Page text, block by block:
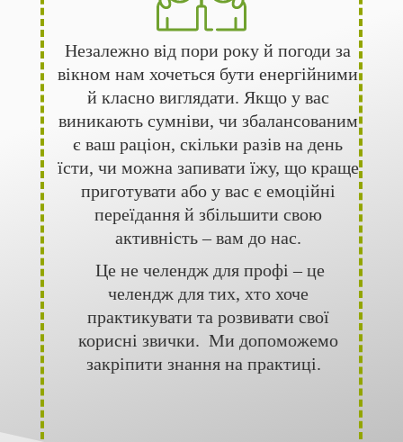
Незалежно від пори року й погоди за
вікном нам хочеться бути енергійними
й класно виглядати. Якщо у вас
виникають сумніви, чи збалансованим
є ваш раціон, скільки разів на день
їсти, чи можна запивати їжу, що краще
приготувати або у вас є емоційні
переїдання й збільшити свою
активність – вам до нас.
Це не челендж для профі – це
челендж для тих, хто хоче
практикувати та розвивати свої
корисні звички. Ми допоможемо
закріпити знання на практиці.